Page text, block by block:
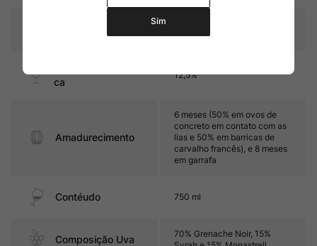
ca
12,5%
Amadurecimento
6 meses (50% em ovos de
concreto em contato com as
lias e 50% em barricas de
carvalho francês), e 8 meses
em garrafa
Contéudo 750 ml
Composição Uva
70% Grenache Noir, 15%
Sim